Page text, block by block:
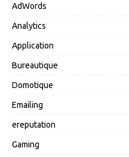
AdWords
Analytics
Application
Bureautique
Domotique
Emailing
ereputation
Gaming